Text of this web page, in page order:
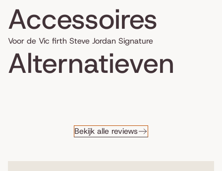
Accessoires
Voor de Vic firth Steve Jordan Signature
Alternatieven
Bekijk alle reviews